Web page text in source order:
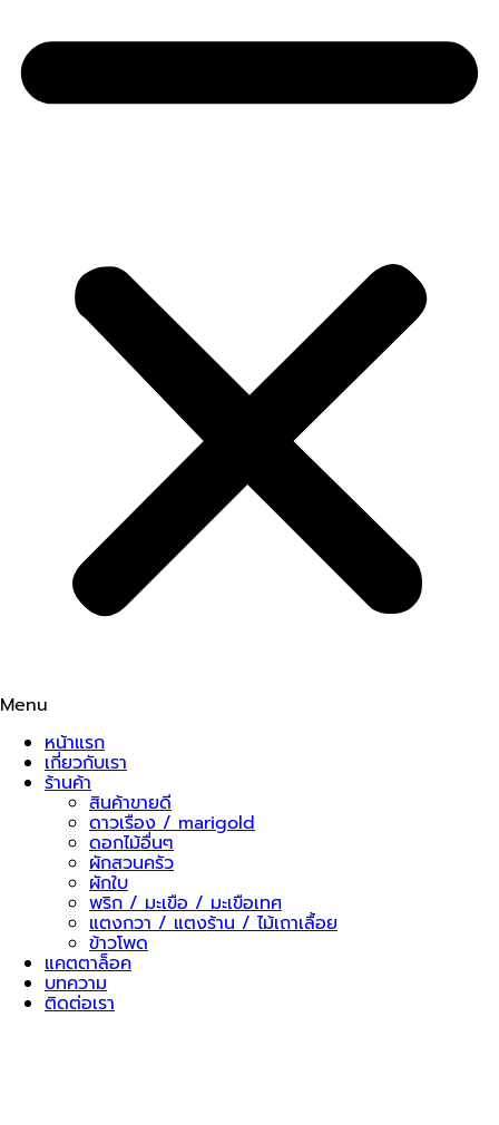
Menu
หน้าแรก
เกี่ยวกับเรา
ร้านค้า
สินค้าขายดี
ดาวเรือง / marigold
ดอกไม้อื่นๆ
ผักสวนครัว
ผักใบ
พริก / มะเขือ / มะเขือเทศ
แตงกวา / แตงร้าน / ไม้เถาเลื้อย
ข้าวโพด
แคตตาล็อค
บทความ
ติดต่อเรา